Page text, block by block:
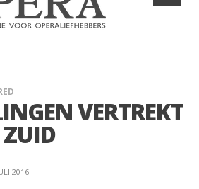
VERTREKT
ZUID
2016